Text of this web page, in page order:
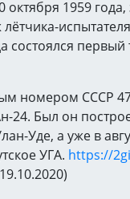
1959
состоялся
номером СССР
24. Был он
Уде, а уже в
УГА. https://